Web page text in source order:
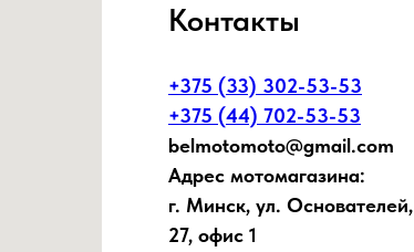
Контакты
+375 (33) 302-53-53
+375 (44) 702-53-53
belmotomoto@gmail.com
Адрес мотомагазина:
г. Минск, ул. Основателей,
27, офис 1